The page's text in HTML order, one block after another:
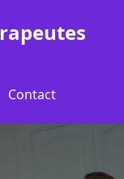
Contact